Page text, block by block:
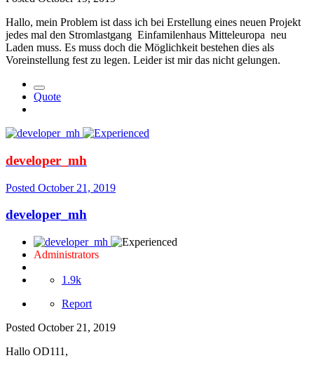
Hallo, mein Problem ist dass ich bei Erstellung eines neuen Projekt
jedes mal den Stromlastgang Einfamilenhaus Mitteleuropa neu
Laden muss. Es muss doch die Möglichkeit bestehen dies als
Voreinstellung fest zu legen. Leider ist mir das nicht gelungen.
Quote
developer_mh
Posted October 21, 2019
developer_mh
Administrators
1.9k
Report
Posted October 21, 2019
Hallo OD111,